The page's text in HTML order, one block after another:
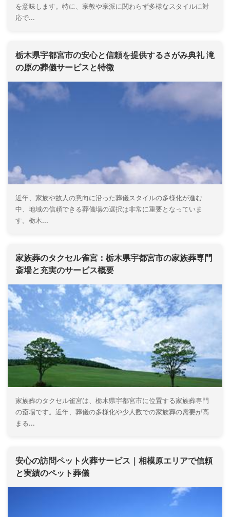
を意味します。特に、宗教や宗派に関わらず多様なスタイルに対
応で...
栃木県宇都宮市の安心と信頼を提供するさがみ典礼 滝
の原の葬儀サービスと特徴
近年、家族や故人の意向に沿った葬儀スタイルの多様化が進む
中、地域の信頼できる葬儀場の選択は非常に重要となっていま
す。栃木...
家族葬のタクセル雀宮：栃木県宇都宮市の家族葬専門
斎場と充実のサービス概要
家族葬のタクセル雀宮は、栃木県宇都宮市に位置する家族葬専門
の斎場です。近年、葬儀の多様化や少人数での家族葬の需要が高
まる...
安心の訪問ペット火葬サービス｜相模原エリアで信頼
と実績のペット葬儀